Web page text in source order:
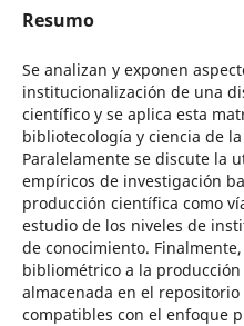
Resumo
Se analizan y exponen
institucionalización de una
científico y se aplica esta
bibliotecología y ciencia de
Paralelamente se discute la
empíricos de investigación
producción científica como
estudio de los niveles de
de conocimiento.
bibliométrico a la
almacenada en el
compatibles con el enfoque